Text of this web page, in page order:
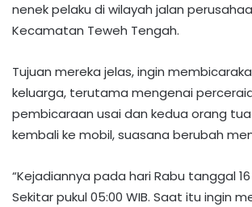
nenek pelaku di wilayah jalan
Kecamatan Teweh Tengah.
Tujuan mereka jelas, ingin
keluarga, terutama mengenai
pembicaraan usai dan kedua orang
kembali ke mobil, suasana berubah
“Kejadiannya pada hari Rabu tanggal 16
Sekitar pukul 05:00 WIB. Saat itu ingin